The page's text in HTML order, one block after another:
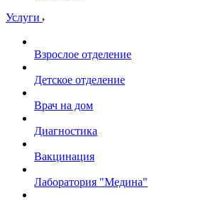
Услуги
Взрослое отделение
Детское отделение
Врач на дом
Диагностика
Вакцинация
Лаборатория "Медина"